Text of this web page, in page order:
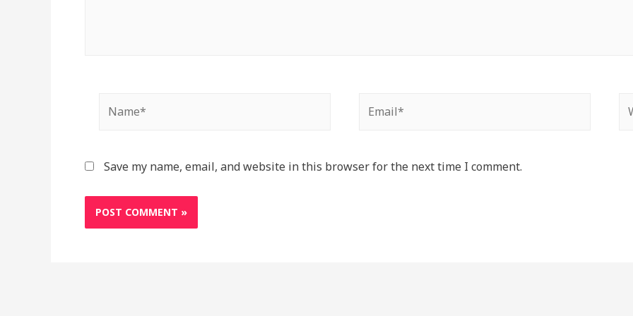
Save my name, email, and website in this browser for the next time I comment.